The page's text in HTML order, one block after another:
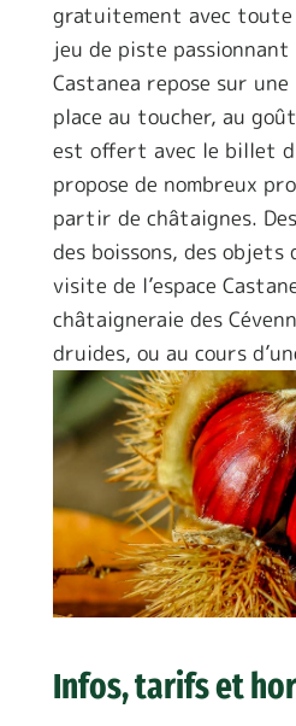
gratuitement avec toute
jeu de piste
Castanea repose sur
place au toucher, au
est offert avec le billet
propose de nombreux
partir de châtaignes.
des boissons, des
visite de l’espace
châtaigneraie des
druides, ou au cours
Infos, tarifs et